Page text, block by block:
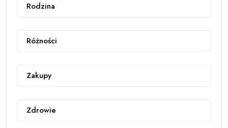
Rodzina
Różności
Zakupy
Zdrowie